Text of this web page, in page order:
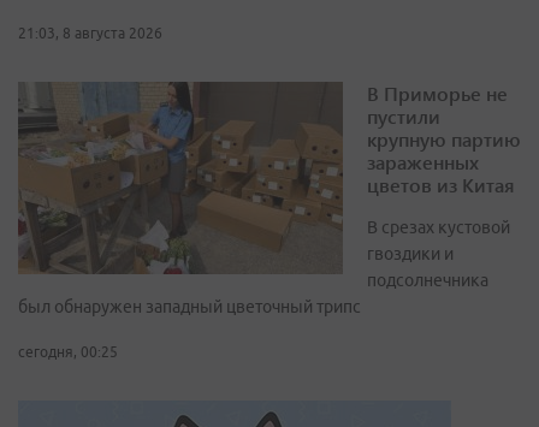
21:03, 8 августа 2026
В Приморье не
пустили
крупную партию
зараженных
цветов из Китая
В срезах кустовой
гвоздики и
подсолнечника
был обнаружен западный цветочный трипс
сегодня, 00:25